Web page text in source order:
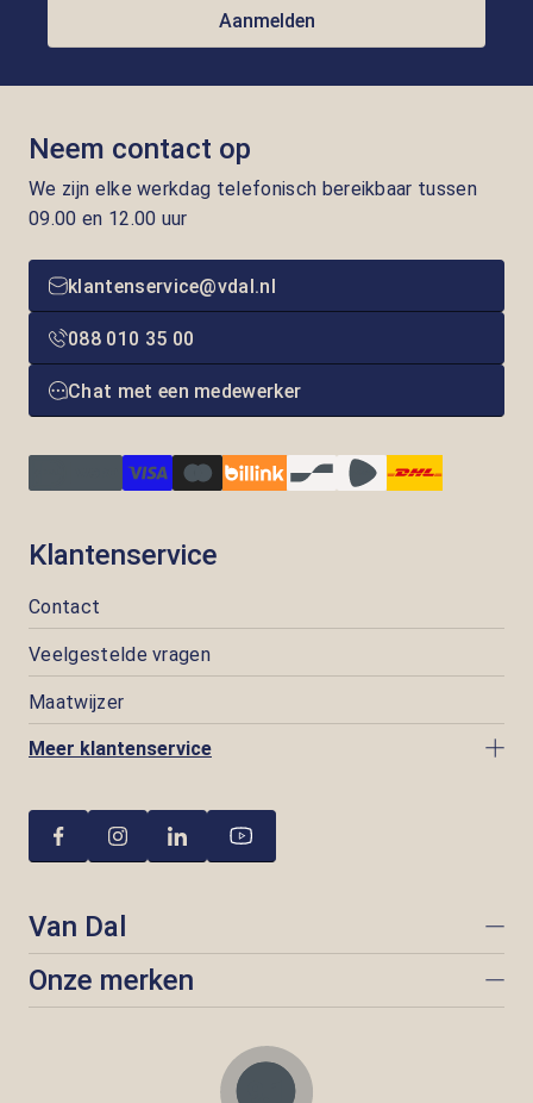
Aanmelden
Neem contact op
We zijn elke werkdag telefonisch bereikbaar tussen
09.00 en 12.00 uur
klantenservice@vdal.nl
088 010 35 00
Chat met een medewerker
Klantenservice
Contact
Veelgestelde vragen
Maatwijzer
Meer klantenservice
Van Dal
Onze merken